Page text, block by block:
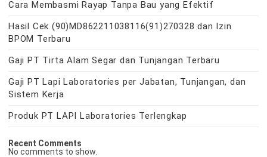
Cara Membasmi Rayap Tanpa Bau yang Efektif
Hasil Cek (90)MD862211038116(91)270328 dan Izin
BPOM Terbaru
Gaji PT Tirta Alam Segar dan Tunjangan Terbaru
Gaji PT Lapi Laboratories per Jabatan, Tunjangan, dan
Sistem Kerja
Produk PT LAPI Laboratories Terlengkap
Recent Comments
No comments to show.